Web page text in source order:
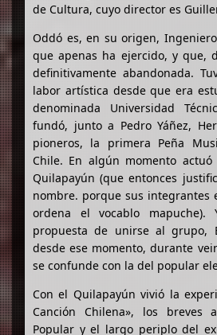
de Cultura, cuyo director es
Oddó es, en su origen,
que apenas ha ejercido, y que,
definitivamente abandonada.
labor artística desde que era
denominada Universidad
fundó, junto a Pedro Yáñez,
pioneros, la primera Peña
Chile. En algún momento
Quilapayún (que entonces
nombre. porque sus integrantes
ordena el vocablo
propuesta de unirse al grupo,
desde ese momento, durante
se confunde con la del popular
Con el Quilapayún vivió la
Canción Chilena», los breves
Popular y el largo periplo del